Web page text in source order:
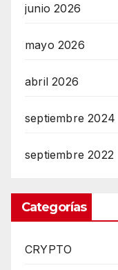
junio 2026
mayo 2026
abril 2026
septiembre 2024
septiembre 2022
Categorías
CRYPTO